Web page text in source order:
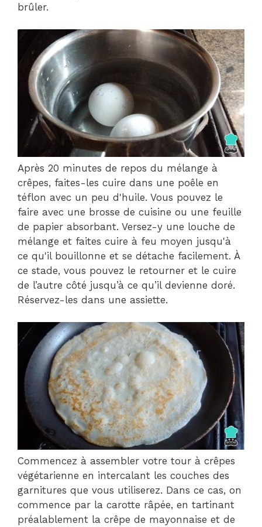
brûler.
Après 20 minutes de repos du mélange à
crêpes, faites-les cuire dans une poêle en
téflon avec un peu d'huile. Vous pouvez le
faire avec une brosse de cuisine ou une feuille
de papier absorbant. Versez-y une louche de
mélange et faites cuire à feu moyen jusqu'à
ce qu'il bouillonne et se détache facilement. À
ce stade, vous pouvez le retourner et le cuire
de l’autre côté jusqu’à ce qu’il devienne doré.
Réservez-les dans une assiette.
Commencez à assembler votre tour à crêpes
végétarienne en intercalant les couches des
garnitures que vous utiliserez. Dans ce cas, on
commence par la carotte râpée, en tartinant
préalablement la crêpe de mayonnaise et de